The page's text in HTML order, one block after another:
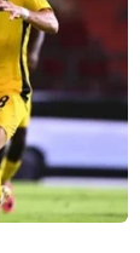
các Tổ
trên địa
việc